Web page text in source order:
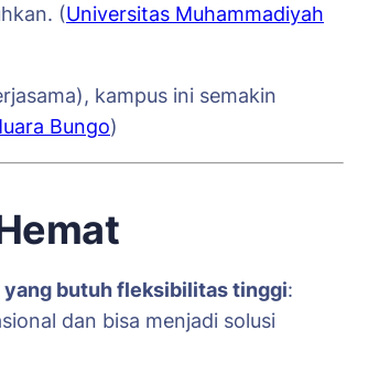
(Universitas Muhammadiyah
kampus ini semakin
Bungo)
yang butuh fleksibilitas tinggi:
dan bisa menjadi solusi